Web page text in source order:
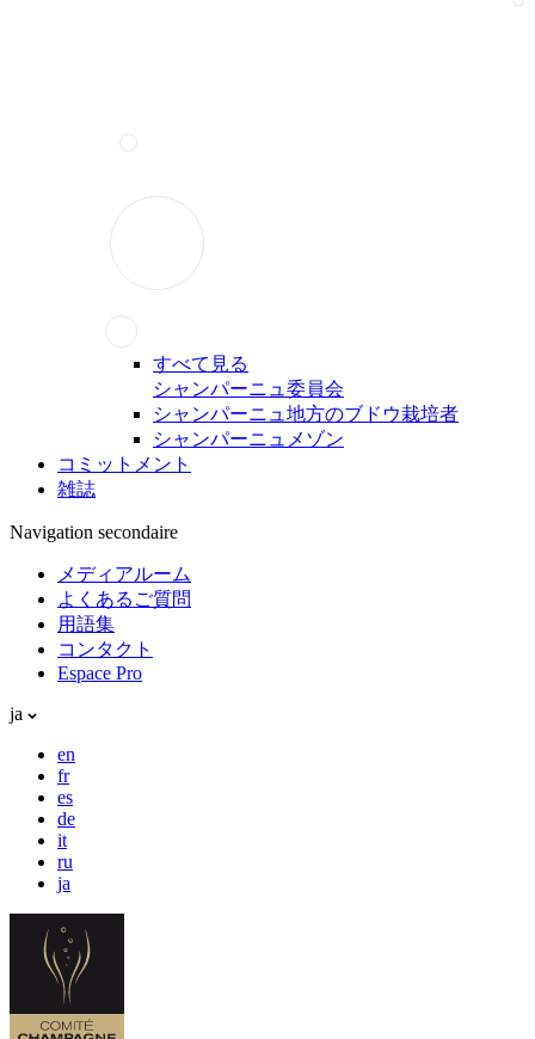
すべて見る
シャンパーニュ委員会
シャンパーニュ地方のブドウ栽培者
シャンパーニュメゾン
コミットメント
雑誌
Navigation secondaire
メディアルーム
よくあるご質問
用語集
コンタクト
Espace Pro
ja
en
fr
es
de
it
ru
ja